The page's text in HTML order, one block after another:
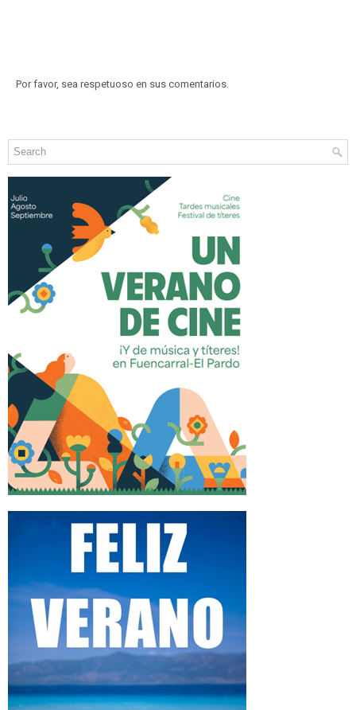
Por favor, sea respetuoso en sus comentarios.